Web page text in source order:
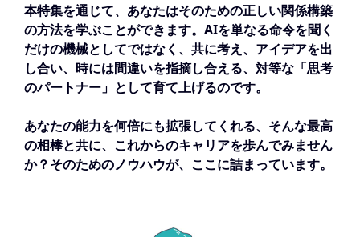
本特集を通じて、あなたはそのための正しい関係構築
の方法を学ぶことができます。AIを単なる命令を聞く
だけの機械としてではなく、共に考え、アイデアを出
し合い、時には間違いを指摘し合える、対等な「思考
のパートナー」として育て上げるのです。
あなたの能力を何倍にも拡張してくれる、そんな最高
の相棒と共に、これからのキャリアを歩んでみません
か？そのためのノウハウが、ここに詰まっています。